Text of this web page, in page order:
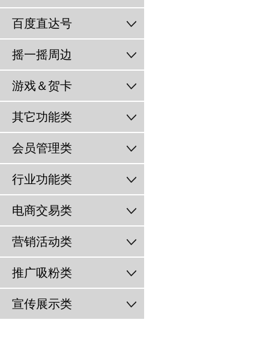
百度直达号
摇一摇周边
游戏＆贺卡
其它功能类
会员管理类
行业功能类
电商交易类
营销活动类
推广吸粉类
宣传展示类